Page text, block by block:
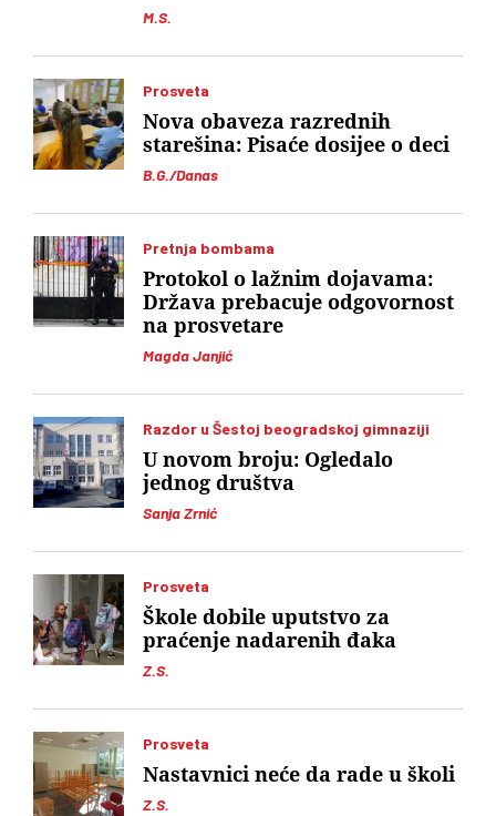
M.S.
Prosveta
B.G./Danas
Nova obaveza razrednih
starešina: Pisaće dosijee o deci
Pretnja bombama
Magda Janjić
Protokol o lažnim dojavama:
Država prebacuje odgovornost
na prosvetare
Razdor u Šestoj beogradskoj gimnaziji
Sanja Zrnić
U novom broju: Ogledalo
jednog društva
Prosveta
Z.S.
Škole dobile uputstvo za
praćenje nadarenih đaka
Prosveta
Z.S.
Nastavnici neće da rade u školi